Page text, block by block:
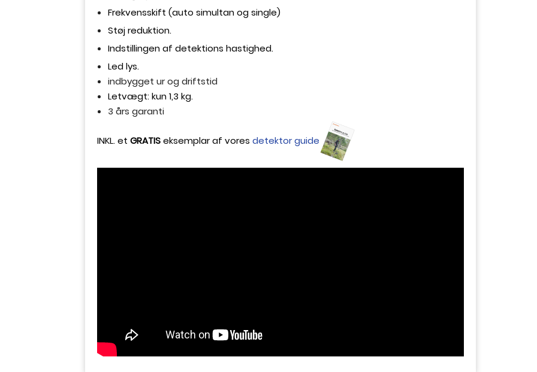
Frekvensskift (auto simultan og single)
Støj reduktion.
Indstillingen af detektions hastighed.
Led lys.
indbygget ur og driftstid
Letvægt: kun 1,3 kg.
3 års garanti
INKL. et GRATISeksemplar af vores detektor guide